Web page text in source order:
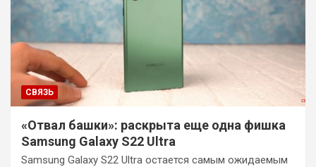
СВЯЗЬ
«Отвал башки»: раскрыта еще одна фишка
Samsung Galaxy S22 Ultra
Samsung Galaxy S22 Ultra остается самым ожидаемым